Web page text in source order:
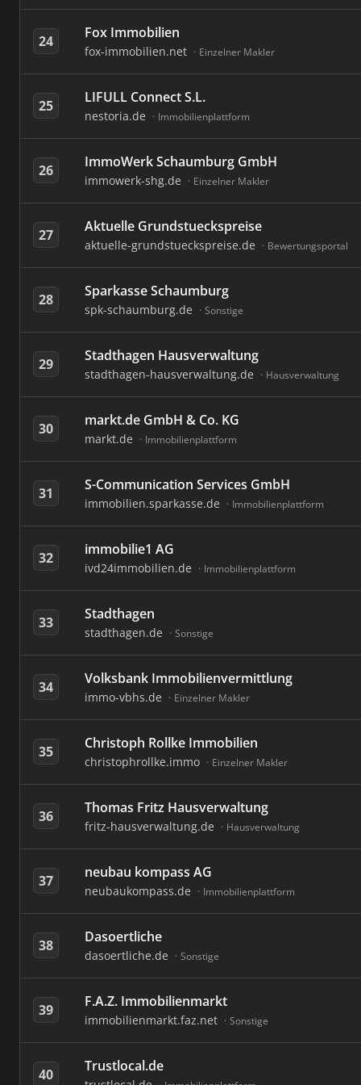
24 Fox Immobilien
fox-immobilien.net Einzelner Makler
25 LIFULL Connect S.L.
nestoria.de Immobilienplattform
26 ImmoWerk Schaumburg GmbH
immowerk-shg.de Einzelner Makler
27 Aktuelle Grundstueckspreise
aktuelle-grundstueckspreise.de Bewertungsportal
28 Sparkasse Schaumburg
spk-schaumburg.de Sonstige
29 Stadthagen Hausverwaltung
stadthagen-hausverwaltung.de Hausverwaltung
30 markt.de GmbH & Co. KG
markt.de Immobilienplattform
31 S-Communication Services GmbH
immobilien.sparkasse.de Immobilienplattform
32 immobilie1 AG
ivd24immobilien.de Immobilienplattform
33 Stadthagen
stadthagen.de Sonstige
34 Volksbank Immobilienvermittlung
immo-vbhs.de Einzelner Makler
35 Christoph Rollke Immobilien
christophrollke.immo Einzelner Makler
36 Thomas Fritz Hausverwaltung
fritz-hausverwaltung.de Hausverwaltung
37 neubau kompass AG
neubaukompass.de Immobilienplattform
38 Dasoertliche
dasoertliche.de Sonstige
39 F.A.Z. Immobilienmarkt
immobilienmarkt.faz.net Sonstige
40 Trustlocal.de